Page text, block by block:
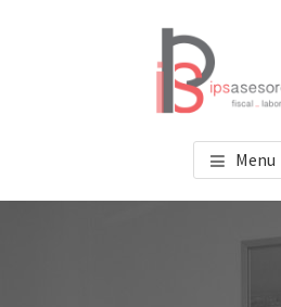
IPS ASESORES
Tu asesoría en Valencia
Menu